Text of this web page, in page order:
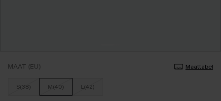
MAAT (EU) Maattabel
S(38) M(40) L(42)